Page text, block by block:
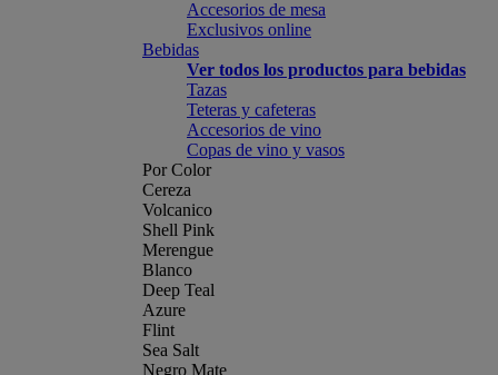
Accesorios de mesa
Exclusivos online
Bebidas
Ver todos los productos para bebidas
Tazas
Teteras y cafeteras
Accesorios de vino
Copas de vino y vasos
Por Color
Cereza
Volcanico
Shell Pink
Merengue
Blanco
Deep Teal
Azure
Flint
Sea Salt
Negro Mate